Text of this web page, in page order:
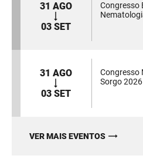
31 AGO
03 SET
Congresso
31 AGO
03 SET
Congresso
Sorgo 2026
VER MAIS EVENTOS